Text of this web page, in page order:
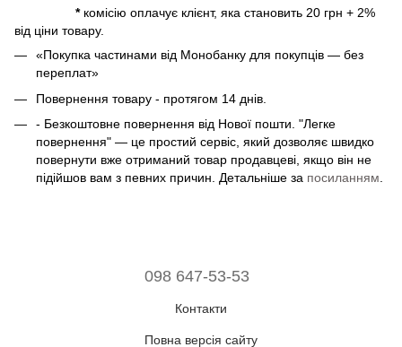
* комісію оплачує клієнт, яка становить 20 грн + 2%
від ціни товару.
«Покупка частинами від Монобанку для покупців — без
переплат»
Повернення товару - протягом 14 днів.
- Безкоштовне повернення від Нової пошти. "Легке
повернення" — це простий сервіс, який дозволяє швидко
повернути вже отриманий товар продавцеві, якщо він не
підійшов вам з певних причин. Детальніше за посиланням
098 647-53-53
Контакти
Повна версія сайту